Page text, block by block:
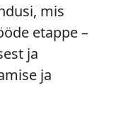
mis
etappe –
ja
ja